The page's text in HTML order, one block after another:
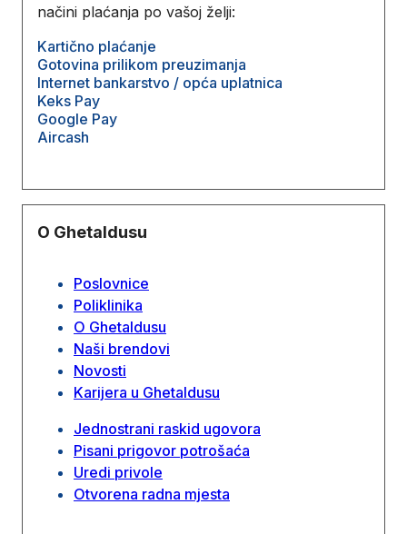
načini plaćanja po vašoj želji:
Kartično plaćanje
Gotovina prilikom preuzimanja
Internet bankarstvo / opća uplatnica
Keks Pay
Google Pay
Aircash
O Ghetaldusu
Poslovnice
Poliklinika
O Ghetaldusu
Naši brendovi
Novosti
Karijera u Ghetaldusu
Jednostrani raskid ugovora
Pisani prigovor potrošaća
Uredi privole
Otvorena radna mjesta